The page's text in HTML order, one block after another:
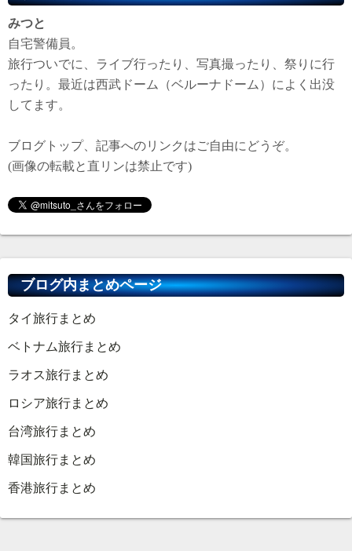
みつと
自宅警備員。
旅行ついでに、ライブ行ったり、写真撮ったり、祭りに行
ったり。最近は西武ドーム（ベルーナドーム）によく出没
してます。
ブログトップ、記事へのリンクはご自由にどうぞ。
(画像の転載と直リンは禁止です)
ブログ内まとめページ
タイ旅行まとめ
ベトナム旅行まとめ
ラオス旅行まとめ
ロシア旅行まとめ
台湾旅行まとめ
韓国旅行まとめ
香港旅行まとめ